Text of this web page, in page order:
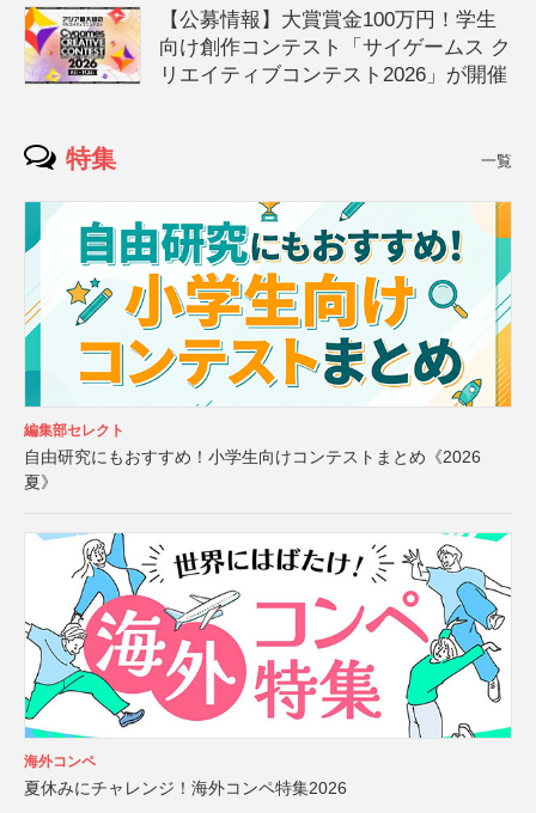
【公募情報】大賞賞金100万円！学生
向け創作コンテスト「サイゲームス ク
リエイティブコンテスト2026」が開催
特集 一覧
編集部セレクト
自由研究にもおすすめ！小学生向けコンテストまとめ《2026
夏》
海外コンペ
夏休みにチャレンジ！海外コンペ特集2026